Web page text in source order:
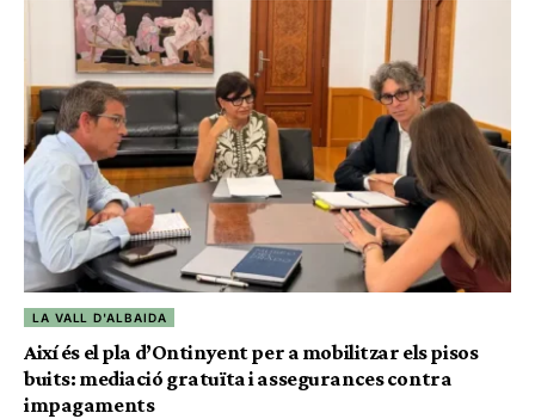
LA VALL D'ALBAIDA
Així és el pla d’Ontinyent per a mobilitzar els pisos
buits: mediació gratuïta i assegurances contra
impagaments